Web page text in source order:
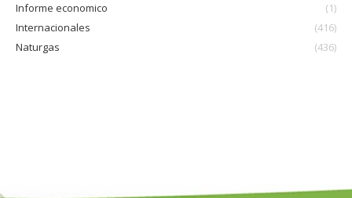
Informe economico
(1)
Internacionales
(416)
Naturgas
(436)